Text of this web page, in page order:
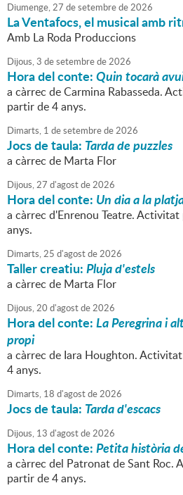
Diumenge,27 desetembrede2026
La Ventafocs, el musical amb
Amb La Roda Produccions
Dijous,3 desetembrede2026
Hora del conte:Quin tocarà
a càrrec de Carmina Rabasseda.
partir de 4 anys.
Dimarts, 1 desetembrede2026
Jocs de taula: Tarda de puzzles
a càrrec de Marta Flor
Dijous,27 d'agostde2026
Hora del conte: Un dia a la
a càrrec d'Enrenou Teatre.
anys.
Dimarts,25 d'agostde2026
Taller creatiu:Pluja d'estels
a càrrec de Marta Flor
Dijous,20 d'agostde2026
Hora del conte:La Peregrina i
propi
a càrrec de Iara Houghton.
4 anys.
Dimarts, 18 d'agostde2026
Jocs de taula: Tarda d'escacs
Dijous, 13 d'agostde2026
Hora del conte:Petita història
a càrrec del Patronat de Sant Roc.
partir de 4 anys.